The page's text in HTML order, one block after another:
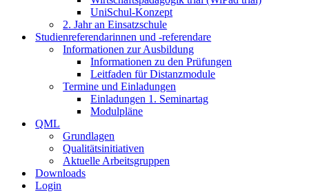
UniSchul-Konzept
2. Jahr an Einsatzschule
Studienreferendarinnen und -referendare
Informationen zur Ausbildung
Informationen zu den Prüfungen
Leitfaden für Distanzmodule
Termine und Einladungen
Einladungen 1. Seminartag
Modulpläne
QML
Grundlagen
Qualitätsinitiativen
Aktuelle Arbeitsgruppen
Downloads
Login